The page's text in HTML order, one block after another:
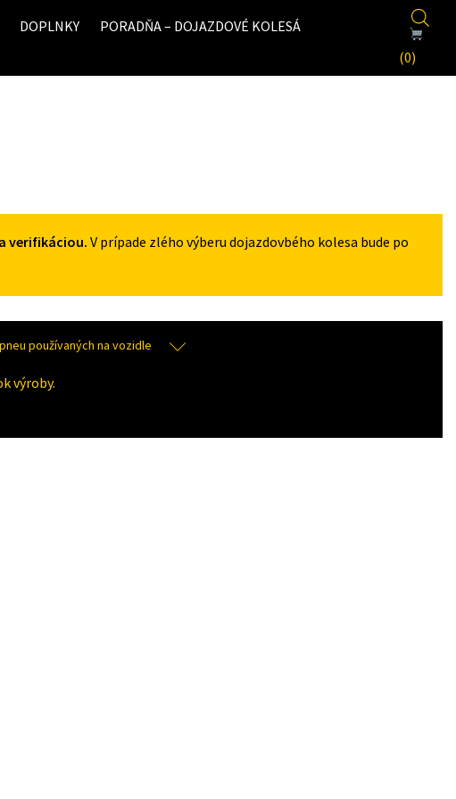
DOPLNKY
PORADŇA – DOJAZDOVÉ KOLESÁ
(0)
verifikáciou. V prípade zlého výberu dojazdovbého kolesa bude po
pneu používaných na vozidle
výroby.